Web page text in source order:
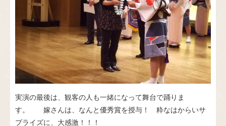
実演の最後は、観客の人も一緒になって舞台で踊りま
す。 嫁さんは、なんと優秀賞を授与！ 粋なはからいサ
プライズに、大感激！！！